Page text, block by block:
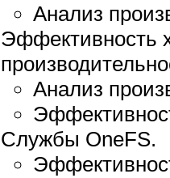
Анализ
Эффективность
Анализ
Службы OneFS.